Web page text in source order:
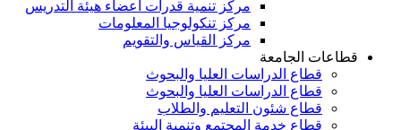
مركز تنمية قدرات أعضاء هيئة التدريس
مركز تنكولوجيا المعلومات
مركز القياس والتقويم
قطاعات الجامعة
قطاع الدراسات العليا والبحوث
قطاع الدراسات العليا والبحوث
قطاع شئون التعليم والطلاب
قطاع خدمة المجتمع وتنمية البيئة